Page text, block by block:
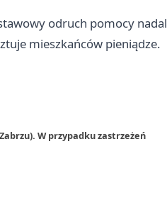
odruch pomocy nadal
mieszkańców pieniądze.
W przypadku zastrzeżeń